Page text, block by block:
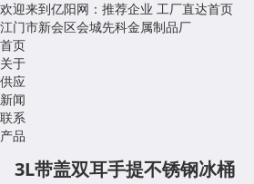
欢迎来到亿阳网：推荐企业 工厂直达首页
江门市新会区会城先科金属制品厂
首页
关于
供应
新闻
联系
产品
3L带盖双耳手提不锈钢冰桶